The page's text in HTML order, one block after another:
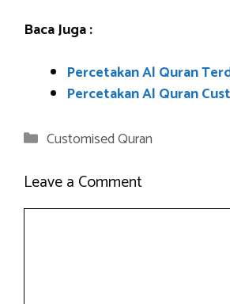
Baca Juga :
Percetakan Al Quran
Percetakan Al Quran
Categories
Customised Quran
Leave a Comment